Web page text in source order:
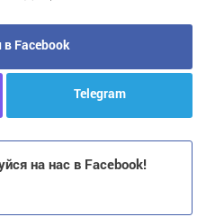
Facebook
Telegram
на нас в Facebook!